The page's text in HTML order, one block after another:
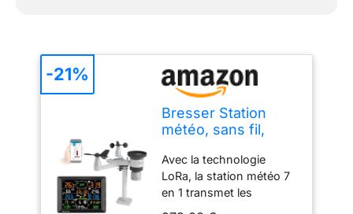
Bresser Station
météo, sans fil,
WiFi, capteur
extérieur 7 en 1,
solaire, UV, vent,
Avec la technologie
LoRa, la station météo 7
en 1 transmet les
-21%